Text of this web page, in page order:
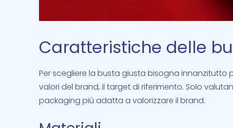
Caratteristiche delle
Per scegliere la busta giusta bisogna innanzitutto
valori del brand, il target di riferimento. Solo
packaging più adatta a valorizzare il brand.